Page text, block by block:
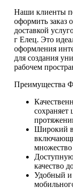
Наши клиенты
оформить заказ
доставкой
г Елец. Это
оформления
для создания
рабочем
Преимущества
сохраняет
Широкий
множество
качество
Удобный и